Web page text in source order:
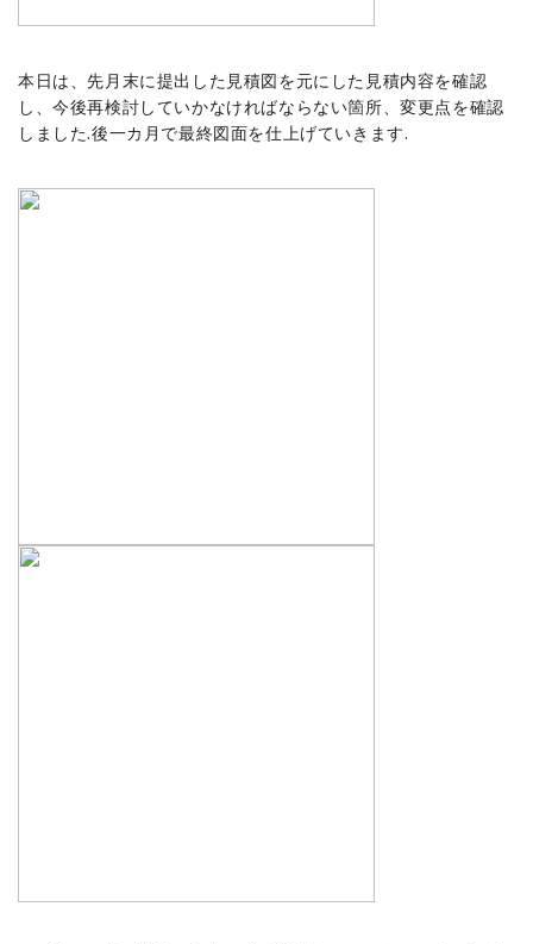
本日は、先月末に提出した見積図を元にした見積内容を確認
し、今後再検討していかなければならない箇所、変更点を確認
しました.後一カ月で最終図面を仕上げていきます.